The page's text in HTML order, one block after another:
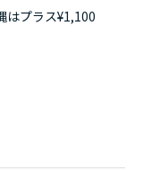
はプラス¥1,100